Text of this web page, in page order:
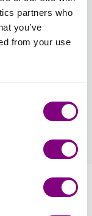
partners who
you’ve
from your use
: Dansk
på ark af